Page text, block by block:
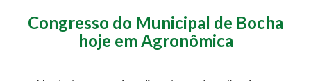
Congresso do Municipal de Bocha
hoje em Agronômica